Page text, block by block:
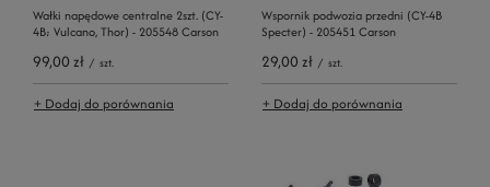
Wałki napędowe centralne 2szt. (CY-
4B; Vulcano, Thor) - 205548 Carson
99,00 zł / szt.
+ Dodaj do porównania
Wspornik podwozia przedni (CY-4B
Specter) - 205451 Carson
29,00 zł / szt.
+ Dodaj do porównania